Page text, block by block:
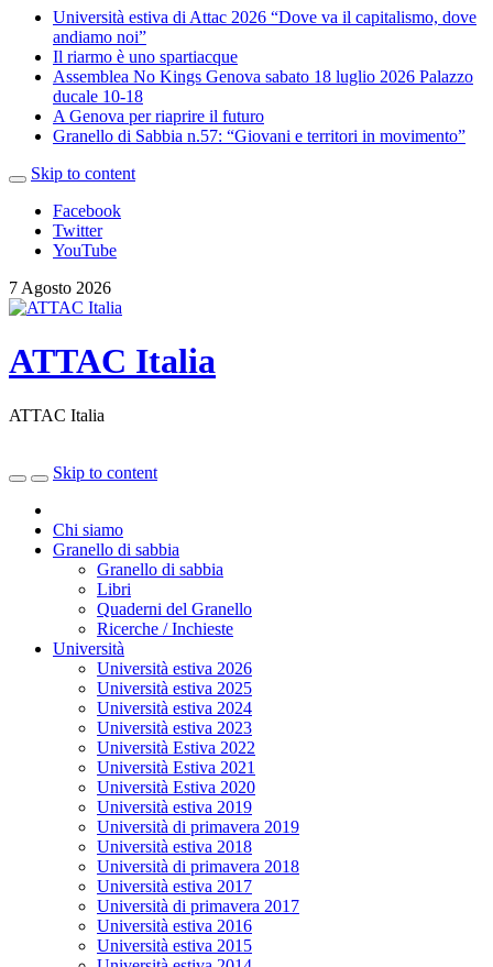
Università estiva di Attac 2026 “Dove va il capitalismo, dove
andiamo noi”
Il riarmo è uno spartiacque
Assemblea No Kings Genova sabato 18 luglio 2026 Palazzo
ducale 10-18
A Genova per riaprire il futuro
Granello di Sabbia n.57: “Giovani e territori in movimento”
Skip to content
Facebook
Twitter
YouTube
7 Agosto 2026
ATTAC Italia
ATTAC Italia
Skip to content
Chi siamo
Granello di sabbia
Granello di sabbia
Libri
Quaderni del Granello
Ricerche / Inchieste
Università
Università estiva 2026
Università estiva 2025
Università estiva 2024
Università estiva 2023
Università Estiva 2022
Università Estiva 2021
Università Estiva 2020
Università estiva 2019
Università di primavera 2019
Università estiva 2018
Università di primavera 2018
Università estiva 2017
Università di primavera 2017
Università estiva 2016
Università estiva 2015